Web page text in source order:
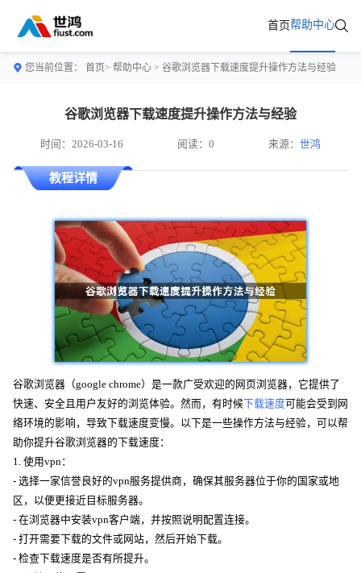
首页帮助中心
您当前位置： 首页> 帮助中心 > 谷歌浏览器下载速度提升操作方法与经验
谷歌浏览器下载速度提升操作方法与经验
时间：2026-03-16 阅读：0 来源：世鸿
教程详情
谷歌浏览器（google chrome）是一款广受欢迎的网页浏览器，它提供了
快速、安全且用户友好的浏览体验。然而，有时候 下载速度 可能会受到网
络环境的影响，导致下载速度变慢。以下是一些操作方法与经验，可以帮
助你提升谷歌浏览器的下载速度：
1. 使用vpn：
- 选择一家信誉良好的vpn服务提供商，确保其服务器位于你的国家或地
区，以便更接近目标服务器。
- 在浏览器中安装vpn客户端，并按照说明配置连接。
- 打开需要下载的文件或网站，然后开始下载。
- 检查下载速度是否有所提升。